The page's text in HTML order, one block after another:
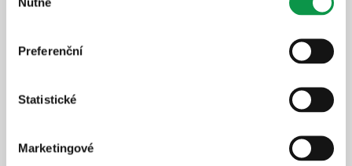
souhlasu
Preferenční
Statistické
Marketingové